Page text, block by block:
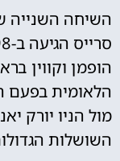
השיחה השנייה
הופמן וקווין
הלאומית בפעם
מול הניו יורק
השושלות